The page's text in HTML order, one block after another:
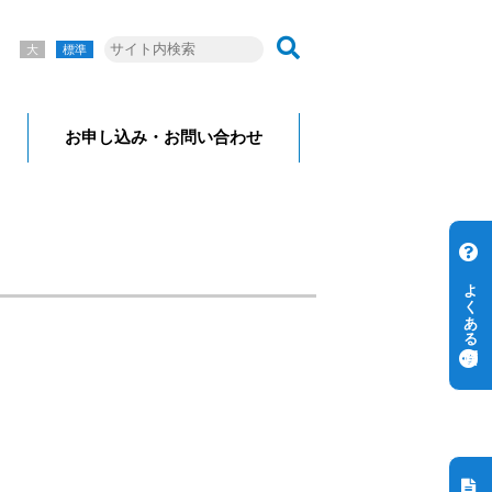
大 標準
お申し込み・お問い合わせ
よくある質問